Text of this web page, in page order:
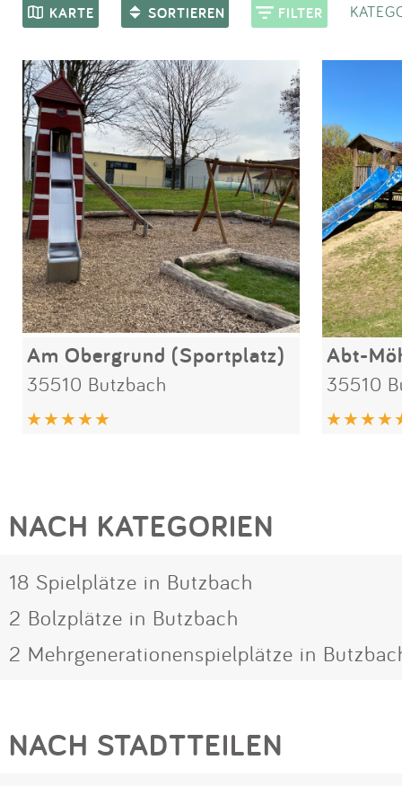
KARTE SORTIEREN FILTER
Am Obergrund (Sportplatz)
35510 Butzbach
Abt-
35510
NACH KATEGORIEN
18 Spielplätze in Butzbach
2 Bolzplätze in Butzbach
2 Mehrgenerationenspielplätze in
NACH STADTTEILEN